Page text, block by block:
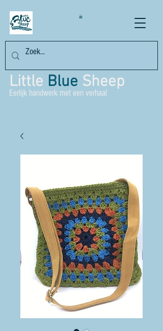
Little Blue Sheep
Eerlijk handwerk met een verhaal